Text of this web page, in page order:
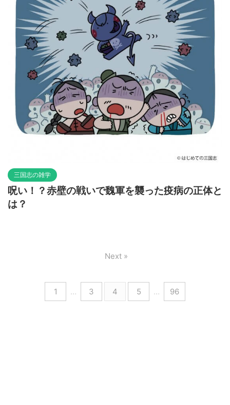
三国志の雑学
呪い！？赤壁の戦いで魏軍を襲った疫病の正体と
は？
1 … 3 4 5 … 96
Next »